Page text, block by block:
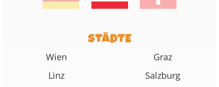
STÄDTE
Wien
Graz
Linz
Salzburg